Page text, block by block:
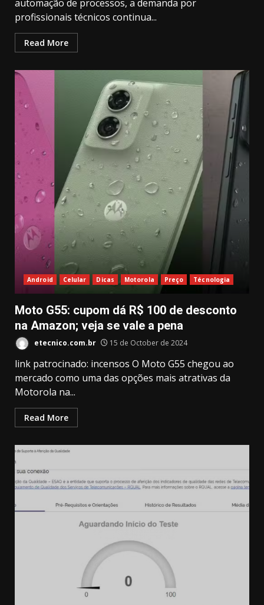
automação de processos, a demanda por
profissionais técnicos continua...
Read More
Android Celular Dicas Motorola Preço Técnologia
Moto G55: cupom dá R$ 100 de desconto
na Amazon; veja se vale a pena
etecnico.com.br 15 de October de 2024
link patrocinado: incensos O Moto G55 chegou ao
mercado como uma das opções mais atrativas da
Motorola na...
Read More